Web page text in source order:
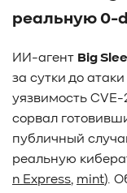
#TCP
#GDS
#it-
#DataProcessing
#DRAM
#HBM
#KV_cache
#Кибератака
реальную 0-
ИИ-агент Big
за сутки до
уязвимость
сорвал
публичный
реальную
n Express, mint).